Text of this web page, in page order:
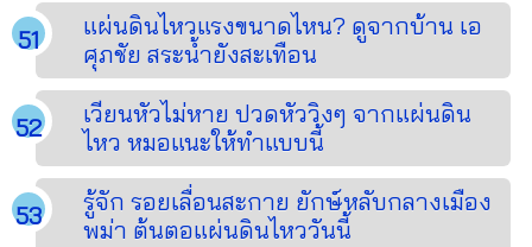
แผ่นดินไหวแรงขนาดไหน? ดูจากบ้าน เอ
ศุภชัย สระน้ำยังสะเทือน
เวียนหัวไม่หาย ปวดหัววิงๆ จากแผ่นดิน
ไหว หมอแนะให้ทำแบบนี้
รู้จัก รอยเลื่อนสะกาย ยักษ์หลับกลางเมือง
พม่า ต้นตอแผ่นดินไหววันนี้